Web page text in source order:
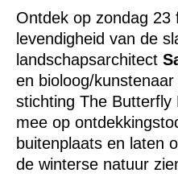
Ontdek op zondag 23
levendigheid van de
landschapsarchitect
en bioloog/kunstenaar
stichting The Butterfly
mee op
buitenplaats en laten
de winterse natuur